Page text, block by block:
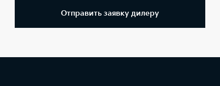
Отправить заявку дилеру